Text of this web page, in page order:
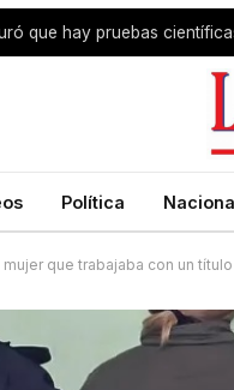
Política
que trabajaba con un